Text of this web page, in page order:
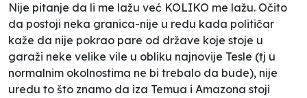
Nije pitanje da li me lažu već KOLIKO me lažu. Očito
da postoji neka granica-nije u redu kada političar
kaže da nije pokrao pare od države koje stoje u
garaži neke velike vile u obliku najnovije Tesle (tj u
normalnim okolnostima ne bi trebalo da bude), nije
uredu to što znamo da iza Temua i Amazona stoji